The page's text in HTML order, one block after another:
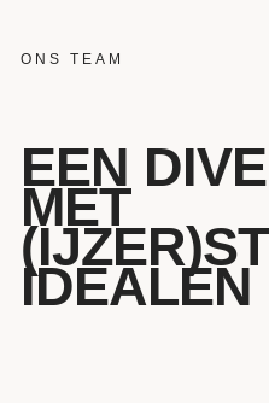
ONS TEAM
EEN
MET
IDEALEN